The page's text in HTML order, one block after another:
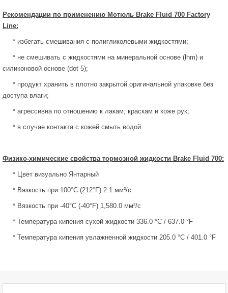
Рекомендации по применению Мотюль Brake Fluid 700 Factory
Line:
* избегать смешивания с полигликолевыми жидкостями;
* не смешивать с жидкостями на минеральной основе (lhm) и
силиконовой основе (dot 5);
* продукт хранить в плотно закрытой оригинальной упаковке без
доступа влаги;
* агрессивна по отношению к лакам, краскам и коже рук;
* в случае контакта с кожей смыть водой.
Физико-химические свойства тормозной жидкости Brake Fluid 700:
* Цвет визуально Янтарный
* Вязкость при 100°C (212°F) 2.1 мм²/с
* Вязкость при -40°C (-40°F) 1,580.0 мм²/с
* Температура кипения сухой жидкости 336.0 °C / 637.0 °F
* Температура кипения увлажненной жидкости 205.0 °C / 401.0 °F